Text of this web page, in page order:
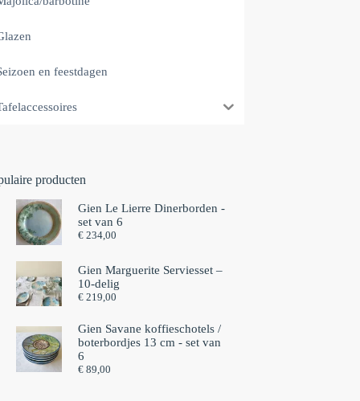
en feestdagen
producten
Gien Le Lierre Dinerborden -
set van 6
€234,00
Gien Marguerite Serviesset –
10-delig
€219,00
Gien Savane koffieschotels /
boterbordjes 13 cm - set van
6⁠
€89,00